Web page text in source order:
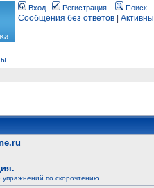
Вход Регистрация Поиск
Сообщения без ответов
по скорочтению